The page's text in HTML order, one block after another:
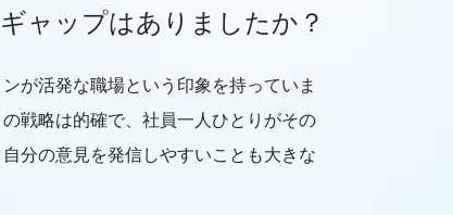
ャップはありましたか？
が活発な職場という印象を持っていま
戦略は的確で、社員一人ひとりがその
分の意見を発信しやすいことも大きな